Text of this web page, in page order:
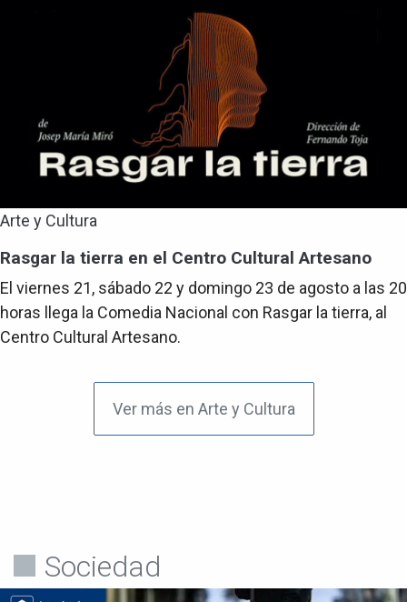
Arte y Cultura
Rasgar la tierra en el Centro Cultural Artesano
El viernes 21, sábado 22 y domingo 23 de agosto a las 20
horas llega la Comedia Nacional con Rasgar la tierra, al
Centro Cultural Artesano.
Ver más en Arte y Cultura
Sociedad